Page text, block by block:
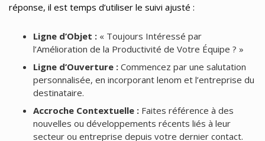
réponse, il est temps d’utiliser le suivi ajusté :
Ligne d’Objet :« Toujours Intéressé par
l’Amélioration de la Productivité de Votre Équipe ? »
Ligne d’Ouverture :Commencez par une salutation
personnalisée, en incorporant lenom et l’entreprise du
destinataire.
Accroche Contextuelle :Faites référence à des
nouvelles ou développements récents liés à leur
secteur ou entreprise depuis votre dernier contact.